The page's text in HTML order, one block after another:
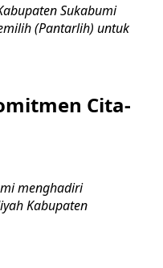
Sukabumi
(Pantarlih) untuk
Cita-
menghadiri
Kabupaten